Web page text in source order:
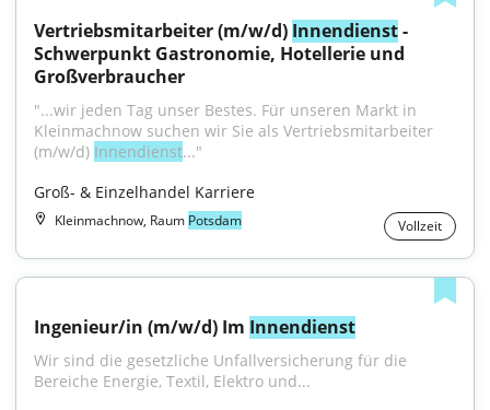
Vertriebsmitarbeiter (m/w/d) Innendienst -
Schwerpunkt Gastronomie, Hotellerie und
Großverbraucher
"...wir jeden Tag unser Bestes. Für unseren Markt in
Kleinmachnow suchen wir Sie als Vertriebsmitarbeiter
(m/w/d) Innendienst..."
Groß- & Einzelhandel Karriere
Kleinmachnow, Raum Potsdam Vollzeit
Ingenieur/in (m/w/d) Im Innendienst
Wir sind die gesetzliche Unfallversicherung für die
Bereiche Energie, Textil, Elektro und...